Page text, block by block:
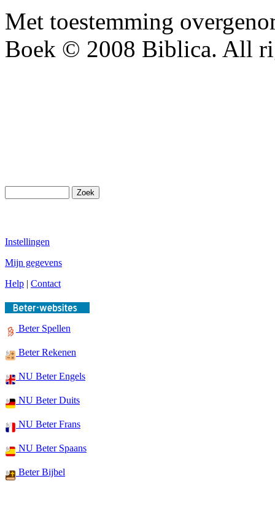
Met toestemming
Boek © 2008 Biblica. All
Instellingen
Mijn gegevens
Help | Contact
Beter Spellen
Beter Rekenen
NU Beter Engels
NU Beter Duits
NU Beter Frans
NU Beter Spaans
Beter Bijbel